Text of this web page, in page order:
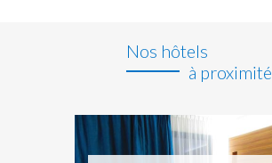
Nos hôtels
à proximité